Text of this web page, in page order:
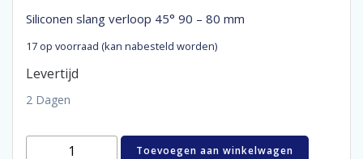
Siliconen slang verloop 45° 90 – 80 mm
17 op voorraad (kan nabesteld worden)
Levertijd
2 Dagen
Siliconen
Toevoegen aan winkelwagen